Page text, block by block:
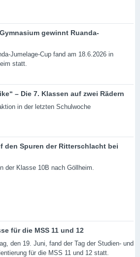
gewinnt Ruanda-
Jumelage-Cup fand am 18.6.2026 in
statt.
– Die 7. Klassen auf zwei Rädern
in der letzten Schulwoche
den Spuren der Ritterschlacht bei
der Klasse 10B nach Göllheim.
für die MSS 11 und 12
den 19. Juni, fand der Tag der Studien- und
für die MSS 11 und 12 statt.